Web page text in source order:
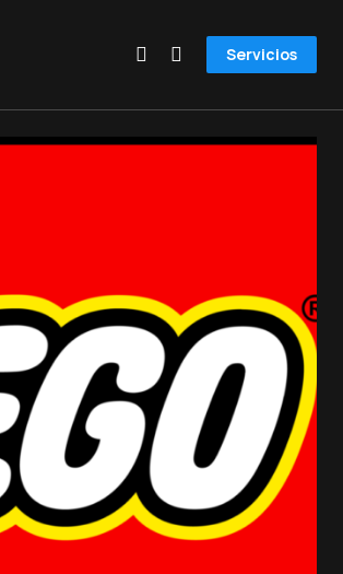
Servicios